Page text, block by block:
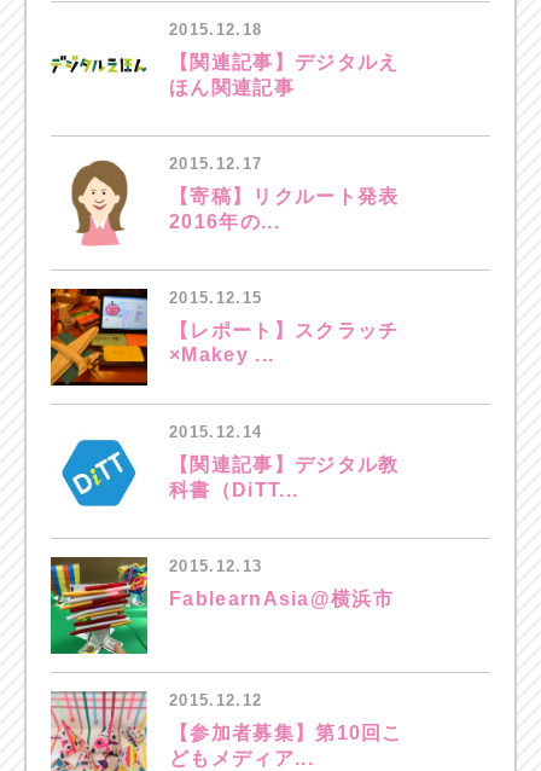
2015.12.18
【関連記事】デジタルえ
ほん関連記事
2015.12.17
【寄稿】リクルート発表
2016年の...
2015.12.15
【レポート】スクラッチ
×Makey ...
2015.12.14
【関連記事】デジタル教
科書（DiTT...
2015.12.13
FablearnAsia@横浜市
2015.12.12
【参加者募集】第10回こ
どもメディア...